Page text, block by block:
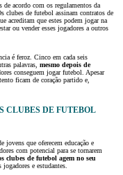
acordo com os regulamentos da
clubes de futebol assinam contratos de
acreditam que estes podem jogar na
ou vender esses jogadores a outros
é feroz. Cinco em cada seis
palavras, mesmo depois de
conseguem jogar futebol. Apesar
ficam de coração partido e,
CLUBES DE FUTEBOL
jovens que oferecem educação e
com potencial para se tornarem
clubes de futebol agem no seu
e estudantes.